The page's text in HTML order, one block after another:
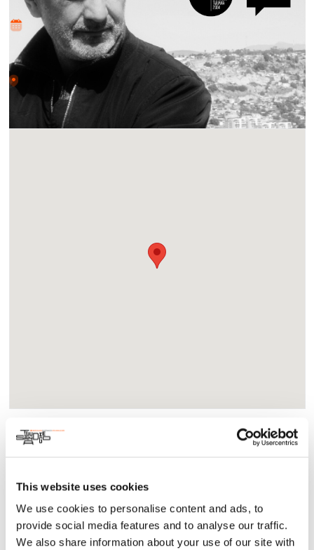
This website uses cookies
We use cookies to personalise content and ads, to
provide social media features and to analyse our traffic.
We also share information about your use of our site with
Dónde y Cuándo
vie 18 oct 2024 • 8:30 am
Lugar
Enigma Creative, Tijuana Av. Juan Sarabia 208-Local 2,
Zona Centro, 22000 Tijuana, B.C.
Acerca
Arte y Cultura
Roth Eisenberg con el objetivo de conectar a la comunidad
creativa a partir de una charla mensual y un desayuno por
la mañana. Como sede en Tijuana, invitamos a speakers
locales para inspirar a la comunidad creativa de nuestra